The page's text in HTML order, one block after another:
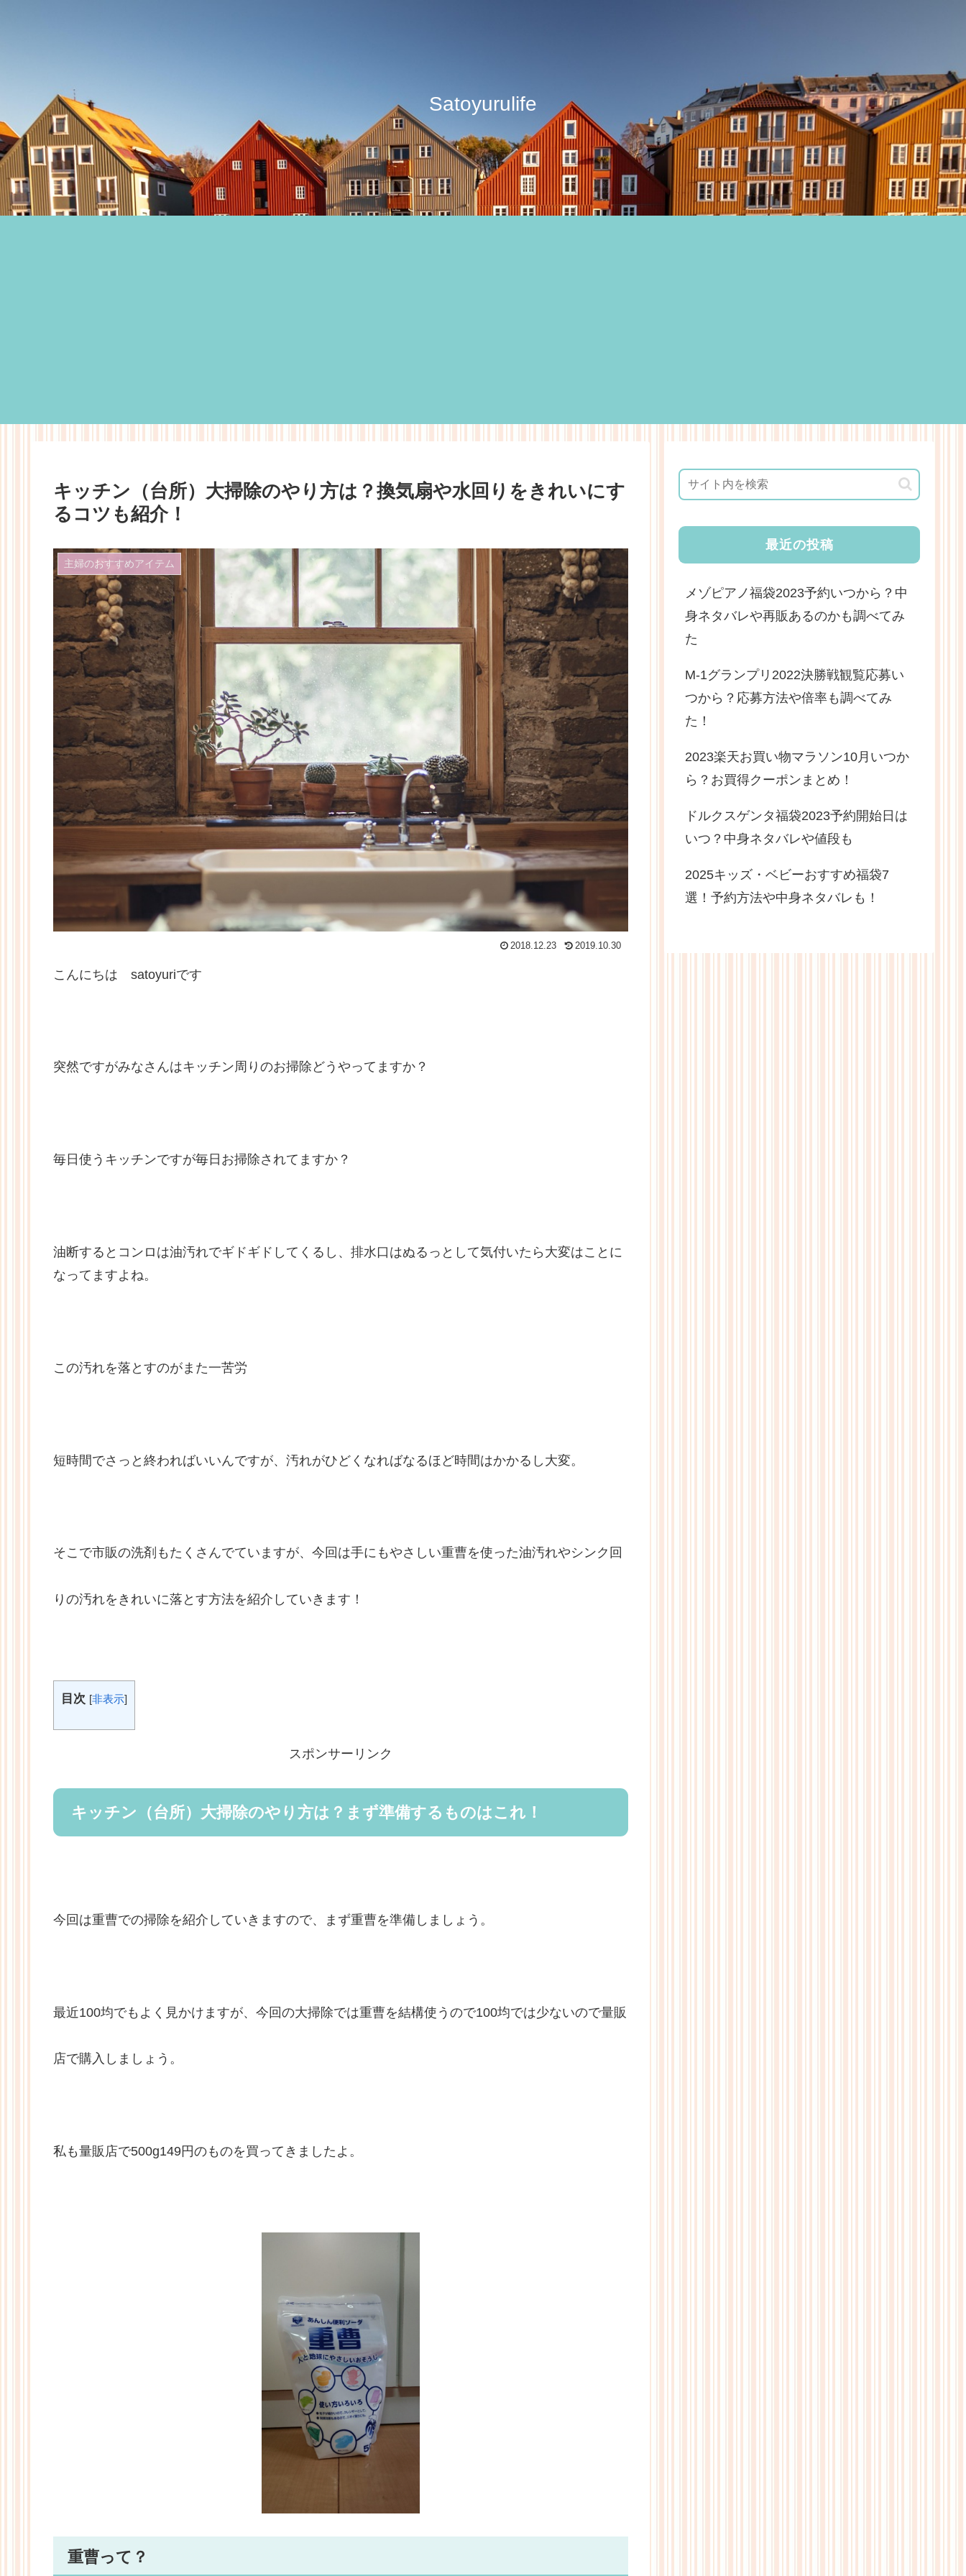
Satoyurulife
キッチン（台所）大掃除のやり方は？換気扇や水回りをきれいにす
るコツも紹介！
主婦のおすすめアイテム
2018.12.23 2019.10.30
こんにちは satoyuriです
突然ですがみなさんはキッチン周りのお掃除どうやってますか？
毎日使うキッチンですが毎日お掃除されてますか？
油断するとコンロは油汚れでギドギドしてくるし、排水口はぬるっとして気付いたら大変はことに
なってますよね。
この汚れを落とすのがまた一苦労
短時間でさっと終わればいいんですが、汚れがひどくなればなるほど時間はかかるし大変。
そこで市販の洗剤もたくさんでていますが、今回は手にもやさしい重曹を使った油汚れやシンク回
りの汚れをきれいに落とす方法を紹介していきます！
目次 [非表示]
スポンサーリンク
キッチン（台所）大掃除のやり方は？まず準備するものはこれ！
今回は重曹での掃除を紹介していきますので、まず重曹を準備しましょう。
最近100均でもよく見かけますが、今回の大掃除では重曹を結構使うので100均では少ないので量販
店で購入しましょう。
私も量販店で500g149円のものを買ってきましたよ。
重曹って？
最近の投稿
メゾピアノ福袋2023予約いつから？中
身ネタバレや再販あるのかも調べてみ
た
M-1グランプリ2022決勝戦観覧応募い
つから？応募方法や倍率も調べてみ
た！
2023楽天お買い物マラソン10月いつか
ら？お買得クーポンまとめ！
ドルクスゲンタ福袋2023予約開始日は
いつ？中身ネタバレや値段も
2025キッズ・ベビーおすすめ福袋7
選！予約方法や中身ネタバレも！